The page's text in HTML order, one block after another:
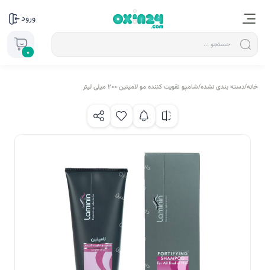
ورود
0
خانه/دسته بندی نشده/شامپو تقویت کننده مو لامینین 200 میلی لیتر